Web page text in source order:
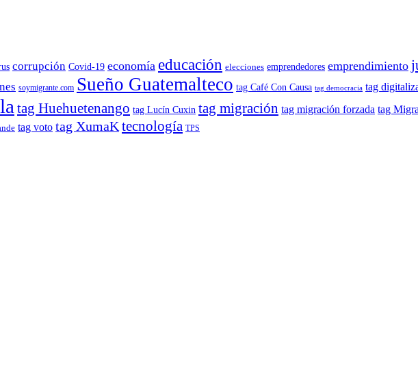
corrupción Covid-19 economía educación elecciones emprendedores emprendimiento
soymigrante.com Sueño Guatemalteco tag Café Con Causa tag democracia tag
tag Huehuetenango tag Lucín Cuxin tag migración tag migración forzada tag
tag voto tag XumaKtecnología TPS